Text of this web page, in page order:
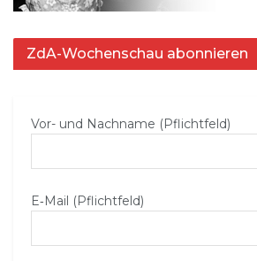
ZdA-Wochenschau abonnieren
Vor- und Nachname (Pflichtfeld)
E‑Mail (Pflichtfeld)